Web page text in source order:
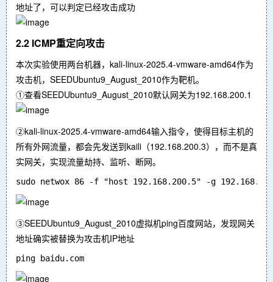
地址了，可以判定已经攻击成功
2.2 ICMP重定向攻击
本次实验使用两台机器，kali-linux-2025.4-vmware-amd64作为
攻击机，SEEDUbuntu9_August_2010作为靶机。
①查看SEEDUbuntu9_August_2010默认网关为192.168.200.1
②kali-linux-2025.4-vmware-amd64输入指令，使得目标主机的
所有外网流量，都会先发送到kaili（192.168.200.3），而不是真
实网关，实现流量劫持、监听、断网。
③SEEDUbuntu9_August_2010虚拟机ping百度网站，发现网关
地址确实被替换为攻击机IP地址